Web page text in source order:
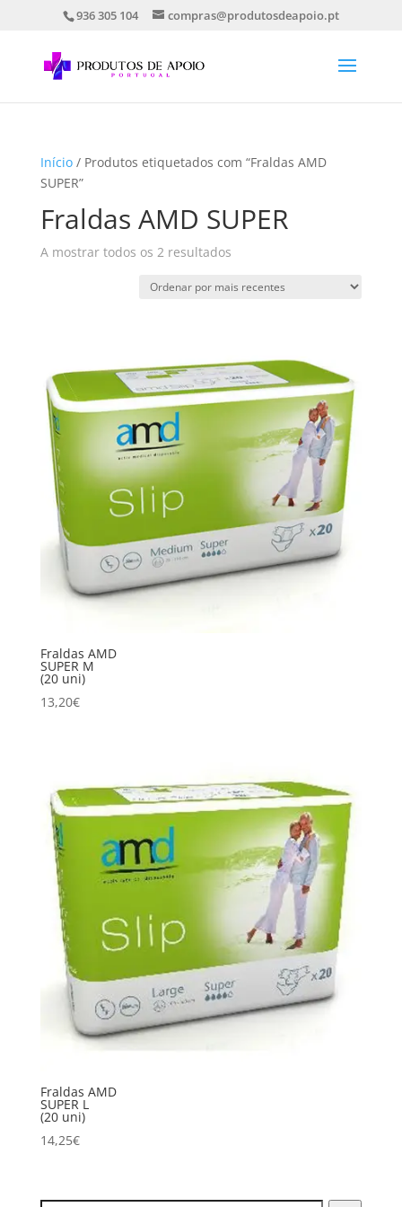
936 305 104 compras@produtosdeapoio.pt
Início/ Produtos etiquetados com “Fraldas AMD
SUPER”
Fraldas AMD SUPER
A mostrar todos os 2 resultadosOrdenado
mais
Fraldas AMD
SUPER M
(20 uni)
13,20€
Fraldas AMD
SUPER L
(20 uni)
14,25€